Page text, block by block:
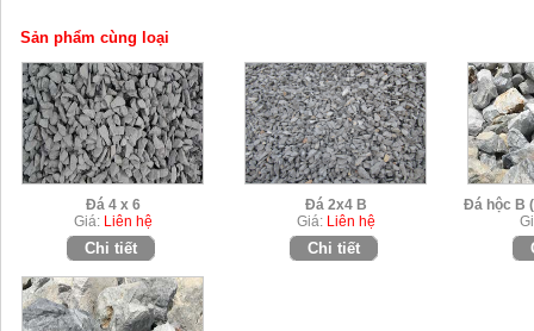
Sản phẩm cùng loại
Đá 4 x 6
Giá: Liên hệ
Chi tiết
Đá 2x4 B
Giá: Liên hệ
Chi tiết
Đá hộc B